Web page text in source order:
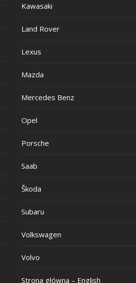
Kawasaki
Land Rover
Lexus
Mazda
Mercedes Benz
Opel
Porsche
Saab
Škoda
Subaru
Volkswagen
Volvo
Strona główna – English